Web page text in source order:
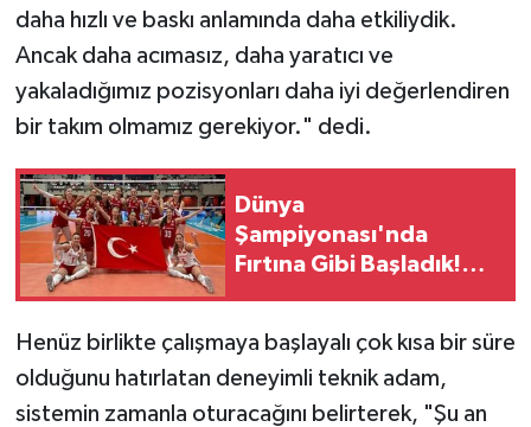
daha hızlı ve baskı anlamında daha etkiliydik.
Ancak daha acımasız, daha yaratıcı ve
yakaladığımız pozisyonları daha iyi değerlendiren
bir takım olmamız gerekiyor." dedi.
Dünya
Şampiyonası'nda
Fırtına Gibi Başladık!
Henüz birlikte çalışmaya başlayalı çok kısa bir süre
olduğunu hatırlatan deneyimli teknik adam,
sistemin zamanla oturacağını belirterek, "Şu an